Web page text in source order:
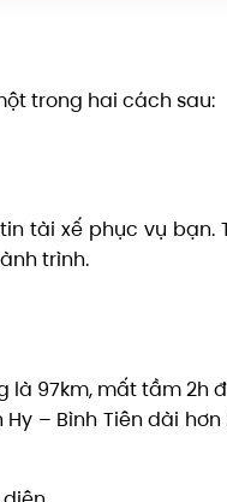
trong hai cách sau:
tài xế phục vụ bạn.
trình.
là 97km, mất tầm 2h
– Bình Tiên dài